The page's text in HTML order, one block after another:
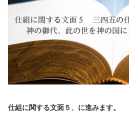
仕組に関する文面５、に進みます。